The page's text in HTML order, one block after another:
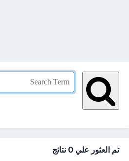
تم العثور علي 0 نتائج